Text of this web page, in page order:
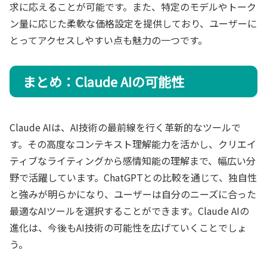
求に応えることが可能です。また、特定のモデルやトーク
ン量に応じた柔軟な価格設定を提供しており、ユーザーに
とってアクセスしやすい点も魅力の一つです。
まとめ：Claude AIの可能性
Claude AIは、AI技術の最前線を行く革新的なツールで
す。その高度なコンテキスト理解能力を活かし、クリエイ
ティブなライティングから感情知能の理解まで、幅広い分
野で活躍しています。ChatGPTとの比較を通じて、独自性
と強みが明らかになり、ユーザーは自分のニーズに合った
最適なAIツールを選択することができます。Claude AIの
進化は、今後もAI技術の可能性を広げていくことでしょ
う。